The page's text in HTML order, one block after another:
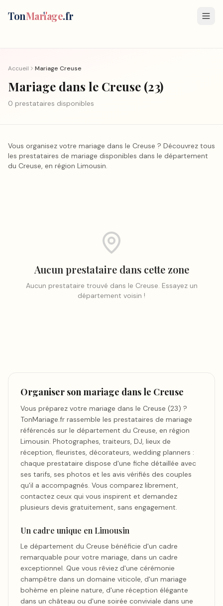
TonMariage.fr
Accueil Mariage Creuse
Mariage dans le Creuse (23)
0 prestataires disponibles
Vous organisez votre mariage dans le Creuse ? Découvrez tous
les prestataires de mariage disponibles dans le département
du Creuse, en région Limousin.
Aucun prestataire dans cette zone
Aucun prestataire trouvé dans le Creuse. Essayez un
département voisin !
Organiser son mariage dans le Creuse
Vous préparez votre mariage dans le Creuse (23) ?
TonMariage.fr rassemble les prestataires de mariage
référencés sur le département du Creuse, en région
Limousin. Photographes, traiteurs, DJ, lieux de
réception, fleuristes, décorateurs, wedding planners :
chaque prestataire dispose d'une fiche détaillée avec
ses tarifs, ses photos et les avis vérifiés des couples
qu'il a accompagnés. Vous comparez librement,
contactez ceux qui vous inspirent et demandez
plusieurs devis gratuitement, sans engagement.
Un cadre unique en Limousin
Le département du Creuse bénéficie d'un cadre
remarquable pour votre mariage, dans un cadre
exceptionnel. Que vous rêviez d'une cérémonie
champêtre dans un domaine viticole, d'un mariage
bohème en pleine nature, d'une réception élégante
dans un château ou d'une soirée conviviale dans une